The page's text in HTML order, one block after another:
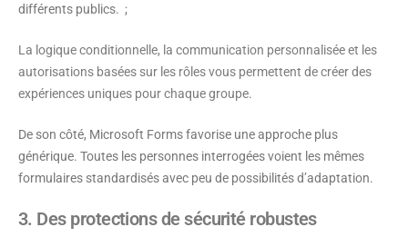
différents publics. ;
La logique conditionnelle, la communication personnalisée et les
autorisations basées sur les rôles vous permettent de créer des
expériences uniques pour chaque groupe.
De son côté, Microsoft Forms favorise une approche plus
générique. Toutes les personnes interrogées voient les mêmes
formulaires standardisés avec peu de possibilités d’adaptation.
3. Des protections de sécurité robustes